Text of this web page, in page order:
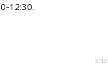
12:30.